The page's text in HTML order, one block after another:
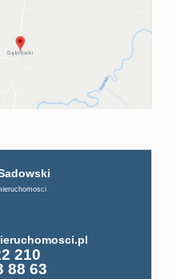
Leaflet|©OpenStreetMap
210
88 63